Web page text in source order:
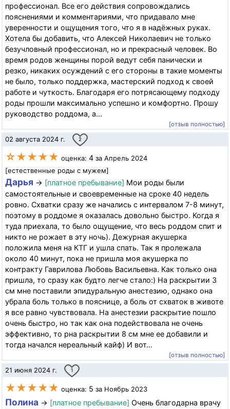
профессионал. Все его действия сопровождались
пояснениями и комментариями, что придавало мне
уверенности и ощущения того, что я в надёжных руках.
Хотела бы добавить, что Алексей Николаевич не только
безучловный профессионал, но и прекрасный человек. Во
время родов женщины порой ведут себя панически и
резко, никаких осуждений с его стороны в такие моменты
не было, только поддержка, мастерский подход к своей
работе и чуткость. Благодаря его потрясающему подходу
роды прошли максимально успешно и комфортно. Прошу
руководство роддома, а...
[отзыв полностью]
02 августа 2024 г. 2
☆★★★★ оценка: 4 за Апрель 2024
[естественные роды с мужем]
Дарья → [платное пребывание] Мои роды были
самостоятельные и своевременные на сроке 40 недель
ровно. Схватки сразу же начались с интервалом 7-8 минут,
поэтому в роддоме я оказалась довольно быстро. Когда я
туда приехала, то было ощущение, что весь роддом спит и
никто не рожает в эту ночь). Дежурная акушерка
положила меня на КТГ и ушла спать. Так я пролежала
около 40 минут, пока не пришла моя акушерка по
контракту Гаврилова Любовь Васильевна. Как только она
пришла, то сразу как будто легче стало:) На раскрытии 3
см мне поставили эпидуральную анестезию, однако она
убрала боль только в пояснице, а боль от схваток в животе
я все равно чувствовала. На анестезии раскрытие пошло
очень быстро, но так как она подействовала не очень
эффективно, то рна раскрытии 8 см мне ее добавили и
тогда начался нереальный кайф) И вот...
[отзыв полностью]
21 июня 2024 г. 1
★★★★★ оценка: 5 за Ноябрь 2023
Полина → [платное пребывание] Очень благодарна врачу